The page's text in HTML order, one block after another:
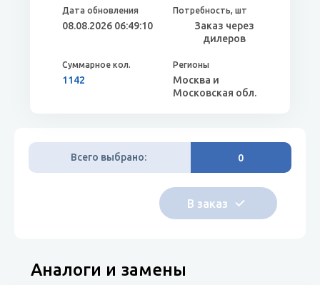
08.08.2026 06:49:10
1142
Заказ через
дилеров
Москва и
Московская обл.
Всего выбрано: 0
Аналоги и замены